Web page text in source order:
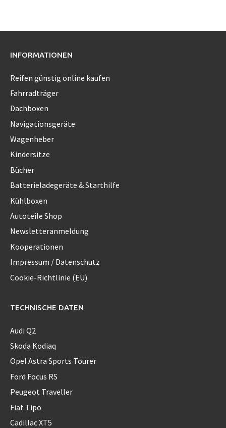
INFORMATIONEN
Reifen günstig online kaufen
Fahrradträger
Dachboxen
Navigationsgeräte
Wagenheber
Kindersitze
Bücher
Batterieladegeräte & Starthilfe
Kühlboxen
Autoteile Shop
Newsletteranmeldung
Kooperationen
Impressum / Datenschutz
Cookie-Richtlinie (EU)
TECHNISCHE DATEN
Audi Q2
Skoda Kodiaq
Opel Astra Sports Tourer
Ford Focus RS
Peugeot Traveller
Fiat Tipo
Cadillac XT5